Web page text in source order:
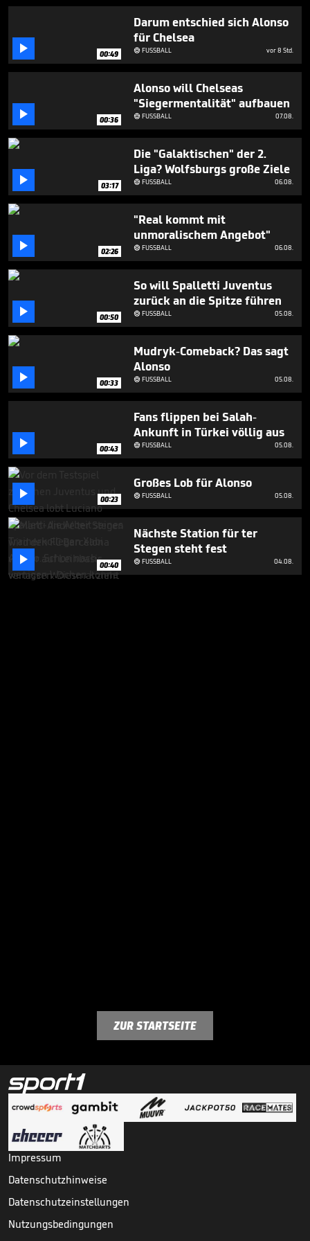
1
seconds
 00:49
Darum entschied sich Alonso
für Chelsea
FUSSBALL vor 8 Std.
 00:36
Alonso will Chelseas
"Siegermentalität" aufbauen
FUSSBALL 07.08.
 03:17
Die "Galaktischen" der 2.
Liga? Wolfsburgs große Ziele
FUSSBALL 06.08.
 02:26
"Real kommt mit
unmoralischem Angebot"
FUSSBALL 06.08.
 00:50
So will Spalletti Juventus
zurück an die Spitze führen
FUSSBALL 05.08.
 00:33
Mudryk-Comeback? Das sagt
Alonso
FUSSBALL 05.08.
 00:43
Fans flippen bei Salah-
Ankunft in Türkei völlig aus
FUSSBALL 05.08.
 00:23
Großes Lob für Alonso
FUSSBALL 05.08.
 00:40
Nächste Station für ter
Stegen steht fest
FUSSBALL 04.08.
ZUR STARTSEITE
Impressum
Datenschutzhinweise
Datenschutzeinstellungen
Nutzungsbedingungen